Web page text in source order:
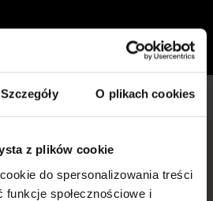
Szczegóły O plikach cookies
z plików cookie
do spersonalizowania treści
funkcje społecznościowe i
O nas
do 5 lat 6-8 lat